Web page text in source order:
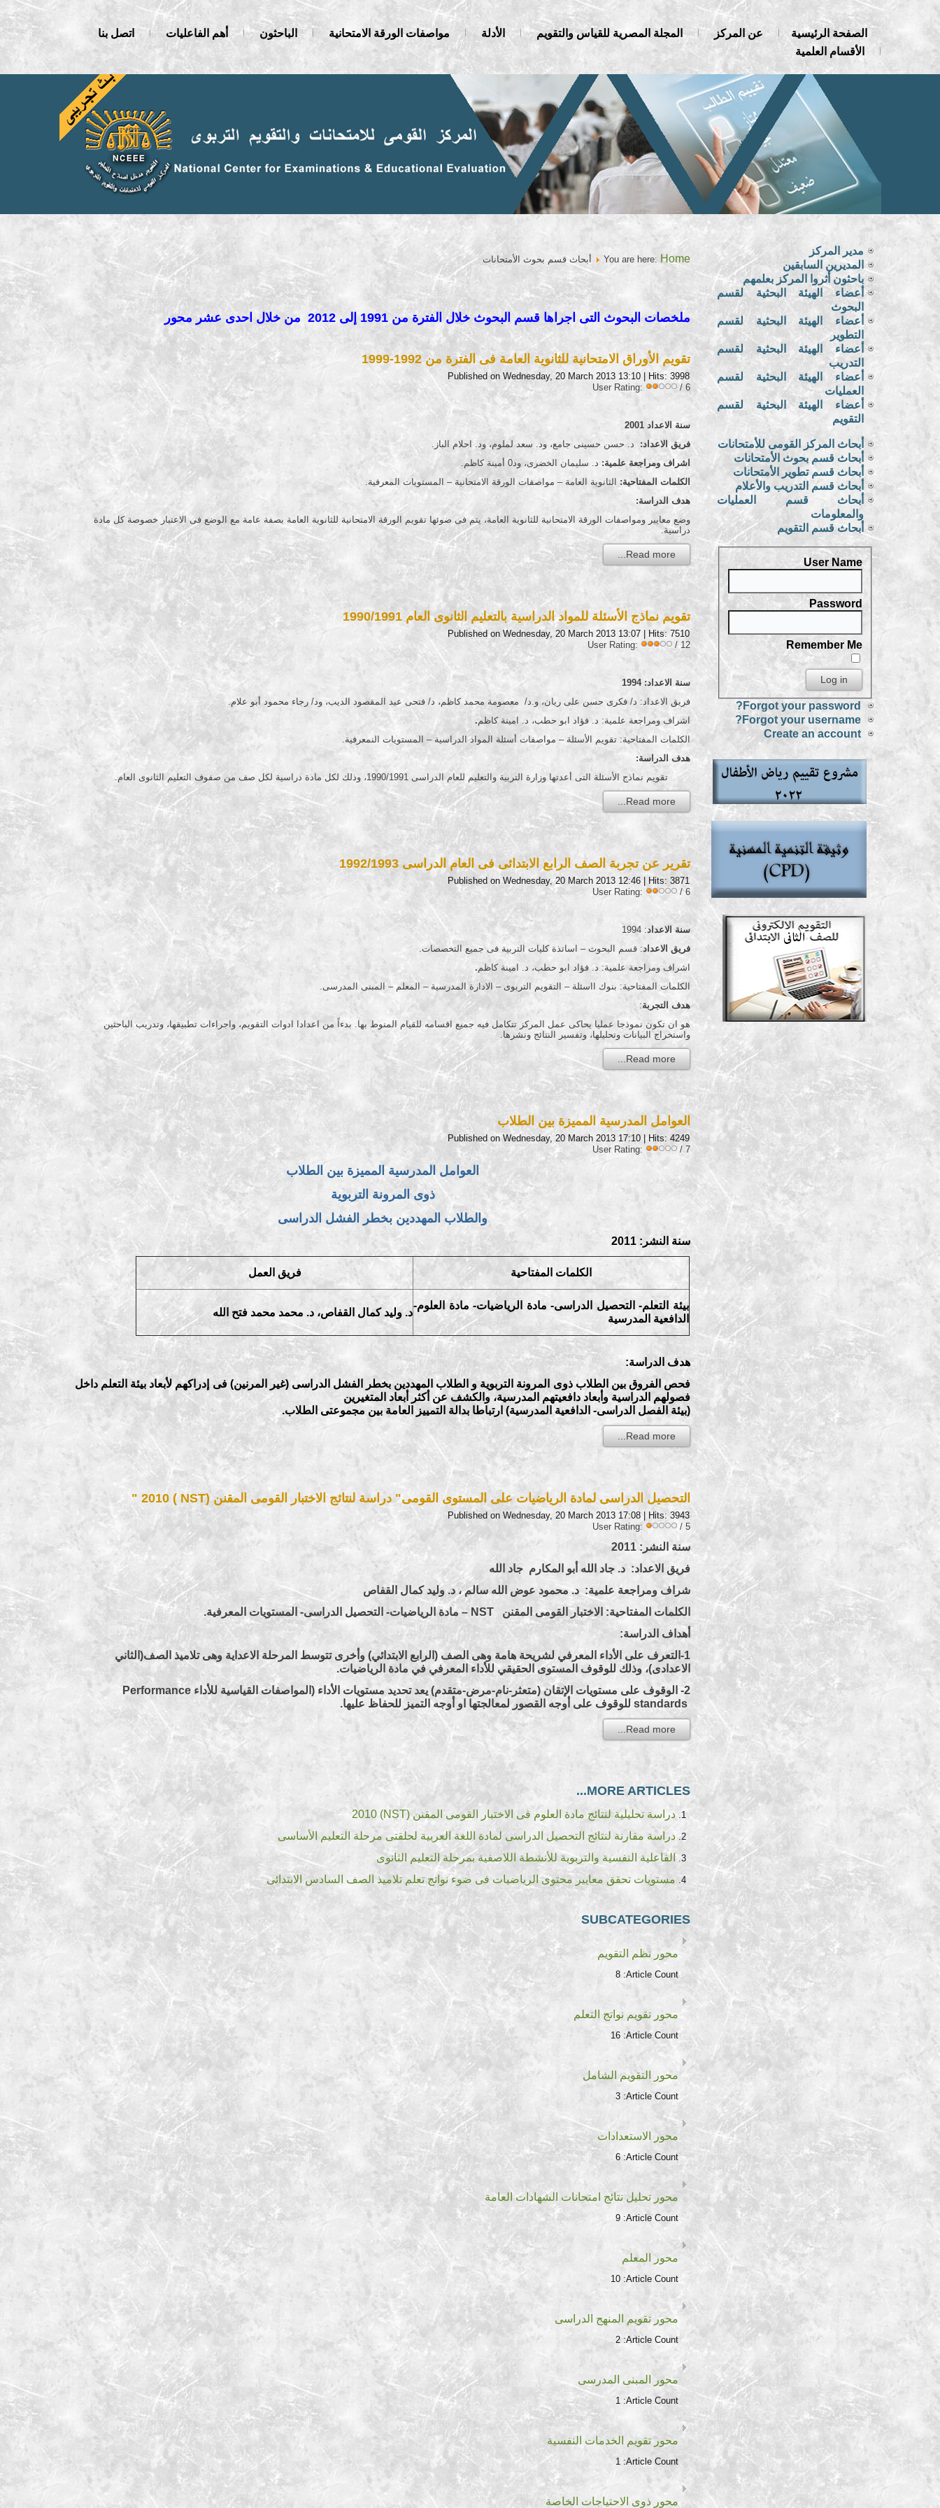
الصفحة الرئيسية عن المركز المجلة المصرية للقياس والتقويم الأدلة مواصفات الورقة الامتحانية الباحثون أهم الفاعليات
اتصل بنا
الأقسام العلمية
مدير المركز
المديرين السابقين
باحثون أثروا المركز بعلمهم
أعضاء الهيئة البحثية لقسم
البحوث
أعضاء الهيئة البحثية لقسم
التطوير
أعضاء الهيئة البحثية لقسم
التدريب
أعضاء الهيئة البحثية لقسم
العمليات
أعضاء الهيئة البحثية لقسم
التقويم
أبحاث المركز القومى للأمتحانات
أبحاث قسم بحوث الأمتحانات
أبحاث قسم تطوير الأمتحانات
أبحاث قسم التدريب والأعلام
أبحاث قسم العمليات
والمعلومات
أبحاث قسم التقويم
User Name
Password
Remember Me
Forgot your password?
Forgot your username?
Create an account
You are here: Home أبحاث قسم بحوث الأمتحانات
ملخصات البحوث التى اجراها قسم البحوث خلال الفترة من 1991 إلى 2012 من خلال احدى عشر محور
تقويم الأوراق الامتحانية للثانوية العامة فى الفترة من 1992-1999
Published on Wednesday, 20 March 2013 13:10 | Hits: 3998
User Rating:
/ 6
سنة الاعداد 2001
فريق الاعداد: د. حسن حسينى جامع، ود. سعد لملوم، ود. احلام الباز.
اشراف ومراجعة علمية: د. سليمان الخضرى، ود0 أمينة كاظم.
الكلمات المفتاحية: الثانوية العامة – مواصفات الورقة الامتحانية – المستويات المعرفية.
هدف الدراسة:
وضع معايير ومواصفات الورقة الامتحانية للثانوية العامة، يتم فى ضوئها تقويم الورقة الامتحانية للثانوية العامة بصفة عامة مع الوضع فى الاعتبار خصوصة كل مادة
دراسية.
Read more...
تقويم نماذج الأسئلة للمواد الدراسية بالتعليم الثانوى العام 1990/1991
Published on Wednesday, 20 March 2013 13:07 | Hits: 7510
User Rating:
/ 12
سنة الاعداد: 1994
فريق الاعداد: د/ فكرى حسن على ريان، و.د/ معصومة محمد كاظم، د/ فتحى عبد المقصود الديب، ود/ رجاء محمود أبو علام.
اشراف ومراجعة علمية: د. فؤاد ابو حطب، د. امينة كاظم.
الكلمات المفتاحية: تقويم الأسئلة – مواصفات أسئلة المواد الدراسية – المستويات النمعرفية.
هدف الدراسة:
تقويم نماذج الأسئلة التى أعدتها وزارة التربية والتعليم للعام الدراسى 1990/1991، وذلك لكل مادة دراسية لكل صف من صفوف التعليم الثانوى العام.
Read more...
تقرير عن تجربة الصف الرابع الابتدائى فى العام الدراسى 1992/1993
Published on Wednesday, 20 March 2013 12:46 | Hits: 3871
User Rating:
/ 6
سنة الاعداد: 1994
فريق الاعداد: قسم البحوث – اساتذة كليات التربية فى جميع التخصصات.
اشراف ومراجعة علمية: د. فؤاد ابو حطب، د. امينة كاظم.
الكلمات المفتاحية: بنوك ااسئلة – التقويم التربوى – الادارة المدرسية – المعلم – المبنى المدرسى.
هدف التجربة:
هو ان تكون نموذجا عمليا يحاكى عمل المركز تتكامل فيه جميع اقسامه للقيام المنوط بها. بدءاً من اعدادا ادوات التقويم، واجراءات تطبيقها، وتدريب الباحثين
واستخراج البيانات وتحليلها، وتفسير النتائج ونشرها.
Read more...
العوامل المدرسية المميزة بين الطلاب
Published on Wednesday, 20 March 2013 17:10 | Hits: 4249
User Rating:
/ 7
العوامل المدرسية المميزة بين الطلاب
ذوى المرونة التربوية
والطلاب المهددين بخطر الفشل الدراسى
سنة النشر: 2011
الكلمات المفتاحية فريق العمل
بيئة التعلم- التحصيل الدراسى- مادة الرياضيات- مادة العلوم-
الدافعية المدرسية
د. وليد كمال القفاص، د. محمد محمد فتح الله
هدف الدراسة:
فحص الفروق بين الطلاب ذوى المرونة التربوية و الطلاب المهددين بخطر الفشل الدراسى (غير المرنين) فى إدراكهم لأبعاد بيئة التعلم داخل
فصولهم الدراسية وأبعاد دافعيتهم المدرسية، والكشف عن أكثر أبعاد المتغيرين
(بيئة الفصل الدراسى- الدافعية المدرسية) ارتباطا بدالة التمييز العامة بين مجموعتى الطلاب.
Read more...
التحصيل الدراسى لمادة الرياضيات على المستوى القومى" دراسة لنتائج الاختبار القومى المقنن (NST ) 2010 "
Published on Wednesday, 20 March 2013 17:08 | Hits: 3943
User Rating:
/ 5
سنة النشر: 2011
فريق الاعداد: د. جاد الله أبو المكارم جاد الله
شراف ومراجعة علمية: د. محمود عوض الله سالم ، د. وليد كمال القفاص
الكلمات المفتاحية: الاختبار القومى المقنن NST – مادة الرياضيات- التحصيل الدراسى- المستويات المعرفية.
أهداف الدراسة:
1-التعرف على الأداء المعرفي لشريحة هامة وهى الصف (الرابع الابتدائي) وأخرى تتوسط المرحلة الاعداية وهى تلاميذ الصف(الثاني
الاعدادى)، وذلك للوقوف المستوى الحقيقي للأداء المعرفي في مادة الرياضيات.
2- الوقوف على مستويات الإتقان (متعثر-نام-مرض-متقدم) يعد تحديد مستويات الأداء (المواصفات القياسية للأداء
Performance
standards للوقوف على أوجه القصور لمعالجتها او أوجه التميز للحفاظ عليها.
Read more...
MORE ARTICLES...
دراسة تحليلية لنتائج مادة العلوم فى الاختبار القومى المقنن (NST) 2010
دراسة مقارنة لنتائج التحصيل الدراسى لمادة اللغة العربية لحلقتى مرحلة التعليم الأساسى
الفاعلية النفسية والتربوية للأنشطة اللاصفية بمرحلة التعليم الثانوى
مستويات تحقق معايير محتوى الرياضيات فى ضوء نواتج تعلم تلاميذ الصف السادس الابتدائى
SUBCATEGORIES
محور نظم التقويم
Article Count:
8
محور تقويم نواتج التعلم
Article Count:
16
محور التقويم الشامل
Article Count:
3
محور الاستعدادات
Article Count:
6
محور تحليل نتائج امتحانات الشهادات العامة
Article Count:
9
محور المعلم
Article Count:
10
محور تقويم المنهج الدراسى
Article Count:
2
محور المبنى المدرسى
Article Count:
1
محور تقويم الخدمات النفسية
Article Count:
1
محور ذوى الاحتياجات الخاصة